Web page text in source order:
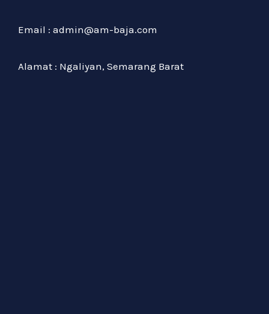
Email : admin@am-baja.com
Alamat : Ngaliyan, Semarang Barat